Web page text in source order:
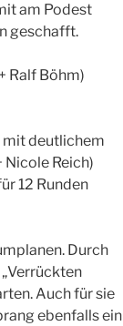
am Podest
geschafft.
Ralf Böhm)
mit deutlichem
Nicole Reich)
12 Runden
Durch
Auch für sie
ebenfalls ein